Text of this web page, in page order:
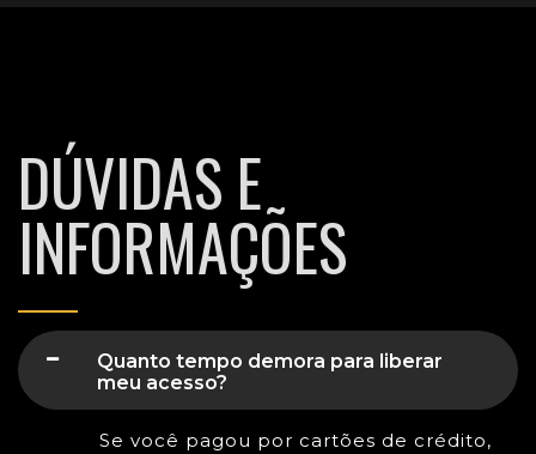
DÚVIDAS E
INFORMAÇÕES
Quanto tempo demora para liberar
meu acesso?
Se você pagou por cartões de crédito,